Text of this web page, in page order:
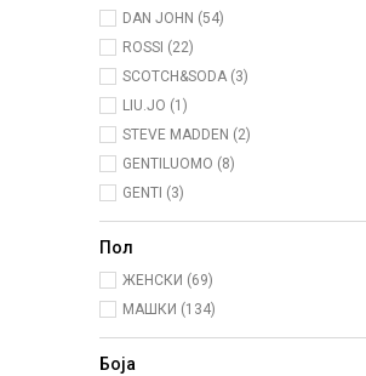
DAN JOHN (54)
ROSSI (22)
SCOTCH&SODA (3)
LIU.JO (1)
STEVE MADDEN (2)
GENTILUOMO (8)
GENTI (3)
Пол
ЖЕНСКИ (69)
МАШКИ (134)
Боја